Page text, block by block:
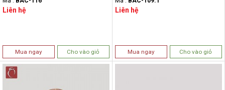
Liên hệ
Mua ngay Cho vào giỏ
Liên hệ
Mua ngay Cho vào giỏ